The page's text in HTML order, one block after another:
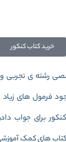
خرید کتاب کنکور
رشته ی تجربی
فرمول های
برای جواب
های کمک آموزشی